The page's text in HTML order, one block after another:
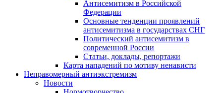
Антисемитизм в Российской
Федерации
Основные тенденции проявлений
антисемитизма в государствах СНГ
Политический антисемитизм в
современной России
Статьи, доклады, репортажи
Карта нападений по мотиву ненависти
Неправомерный антиэкстремизм
Новости